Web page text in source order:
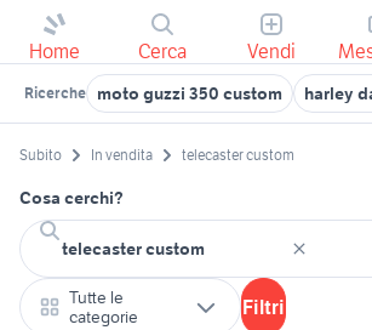
Home Cerca Vendi
Ricerche moto guzzi 350 custom harley
Subito In vendita telecaster custom
Cosa cerchi?
Tutte le
categorie
Filtri